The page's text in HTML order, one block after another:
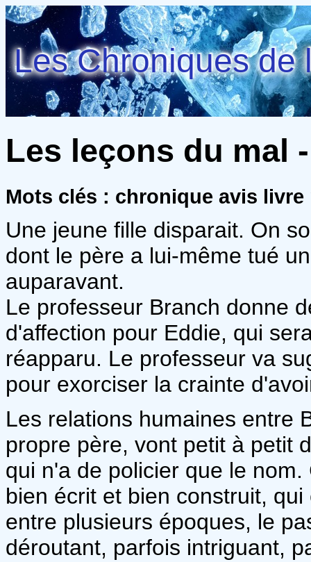
Les Chroniques de
Les leçons du mal
Mots clés : chronique avis
Une jeune fille disparait. On
dont le père a lui-même tué
auparavant.
Le professeur Branch donne
d'affection pour Eddie, qui
réapparu. Le professeur va
pour exorciser la crainte
Les relations humaines entre
propre père, vont petit à petit
qui n'a de policier que le
bien écrit et bien construit,
entre plusieurs époques, le
déroutant, parfois intriguant,